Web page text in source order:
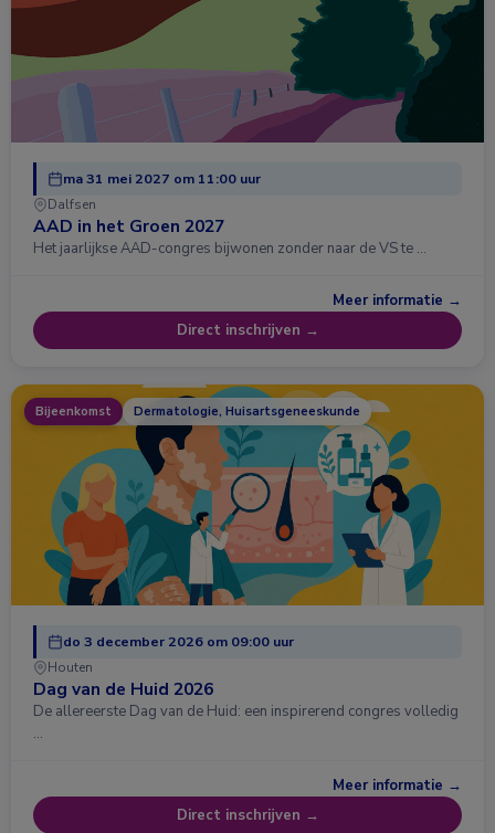
ma 31 mei 2027 om 11:00 uur
Dalfsen
AAD in het Groen 2027
Het jaarlijkse AAD-congres bijwonen zonder naar de VS te …
Meer informatie →
Direct inschrijven →
Bijeenkomst Dermatologie, Huisartsgeneeskunde
do 3 december 2026 om 09:00 uur
Houten
Dag van de Huid 2026
De allereerste Dag van de Huid: een inspirerend congres volledig
…
Meer informatie →
Direct inschrijven →